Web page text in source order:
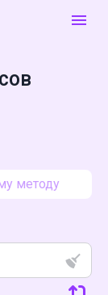
методу